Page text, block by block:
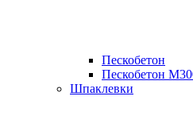
Пескобетон
Пескобетон
Шпаклевки